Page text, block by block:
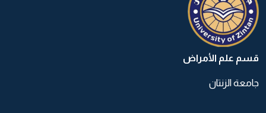
قسم علم الأمراض
جامعة الزنتان